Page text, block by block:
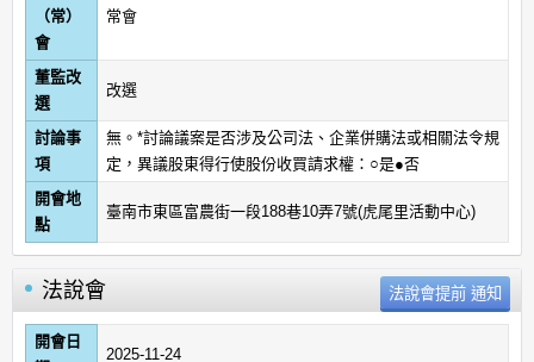
（常）
會
常會
董監改
選
改選
討論事
項
無。*討論議案是否涉及公司法、企業併購法或相關法令規
定，異議股東得行使股份收買請求權：○是●否
開會地
點
臺南市東區富農街一段188巷10弄7號(虎尾里活動中心)
法說會
開會日
2025-11-24